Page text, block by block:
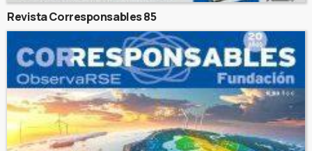
Revista Corresponsables 85